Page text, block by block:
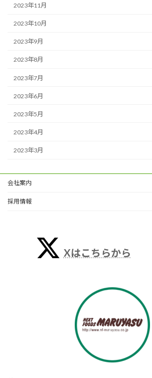
2023年11月
2023年10月
2023年9月
2023年8月
2023年7月
2023年6月
2023年5月
2023年4月
2023年3月
会社案内
採用情報
Xはこちらから